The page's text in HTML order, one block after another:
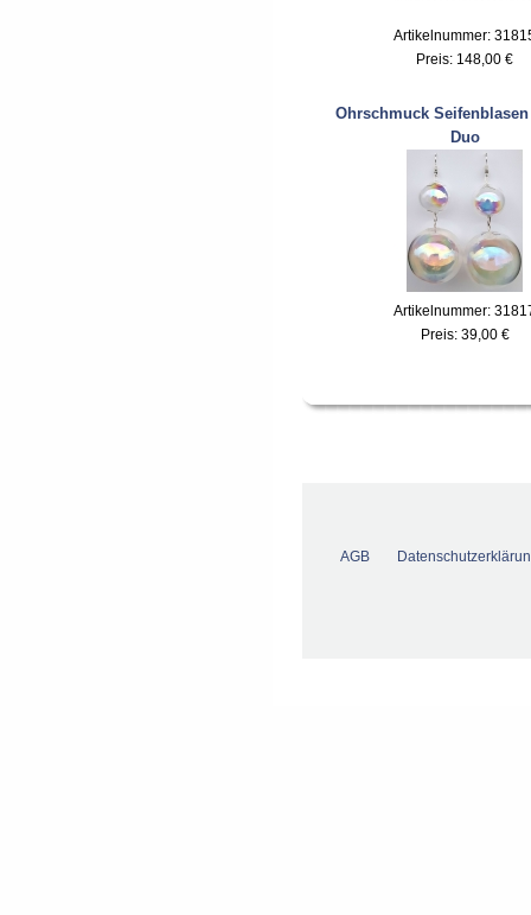
Artikelnummer:
Preis: 148,00 €
Ohrschmuck
Duo
Artikelnummer:
Preis: 39,00 €
AGB